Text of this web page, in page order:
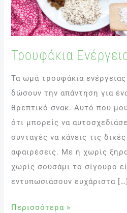
Τρουφάκια
Τα ωμά τρουφάκια
δώσουν την απάντηση για
θρεπτικό σνακ. Αυτό που
ότι μπορείς να
συνταγές να κάνεις τις
αφαιρέσεις. Με ή χωρίς
χωρίς σουσάμι το σίγουρο
εντυπωσιάσουν ευχάριστα […]
Περισσότερα »